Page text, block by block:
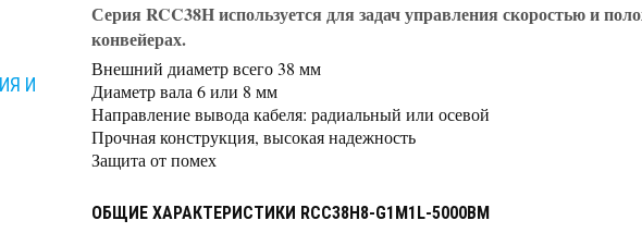
И
Серия RCC38H используется для задач управления скоростью и
конвейерах.
Внешний диаметр всего 38 мм
Диаметр вала 6 или 8 мм
Направление вывода кабеля: радиальный или осевой
Прочная конструкция, высокая надежность
Защита от помех
ОБЩИЕ ХАРАКТЕРИСТИКИ RCC38H8-G1M1L-5000BM